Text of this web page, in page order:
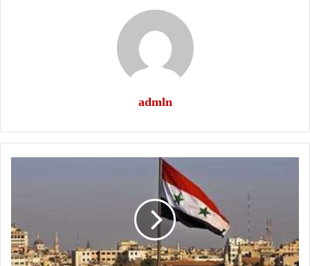
admln
الجديده
)